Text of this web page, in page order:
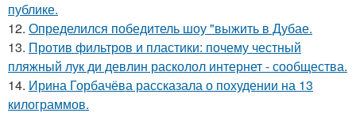
публике.
12. Определился победитель шоу "выжить в Дубае.
13. Против фильтров и пластики: почему честный
пляжный лук ди девлин расколол интернет - сообщества.
14. Ирина Горбачёва рассказала о похудении на 13
килограммов.